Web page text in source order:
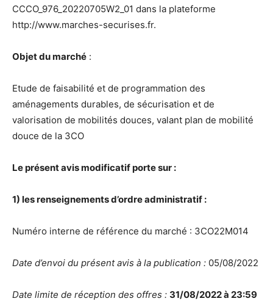
CCCO_976_20220705W2_01 dans la plateforme
http://www.marches-securises.fr.
Objet du marché :
Etude de faisabilité et de programmation des
aménagements durables, de sécurisation et de
valorisation de mobilités douces, valant plan de mobilité
douce de la 3CO
Le présent avis modificatif porte sur :
1) les renseignements d’ordre administratif :
Numéro interne de référence du marché : 3CO22M014
Date d’envoi du présent avis à la publication : 05/08/2022
Date limite de réception des offres : 31/08/2022 à 23:59